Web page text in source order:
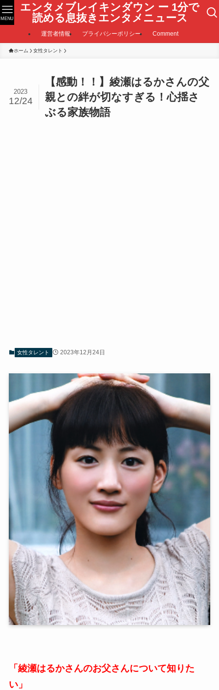
エンタメブレイキンダウン ー 1分で
読める息抜きエンタメニュース
MENU
運営者情報 プライバシーポリシー Comment
ホーム 女性タレント
【感動！！】綾瀬はるかさんの父
親との絆が切なすぎる！心揺さ
ぶる家族物語
2023
12/24
女性タレント 2023年12月24日
「綾瀬はるかさんのお父さんについて知りた
い」